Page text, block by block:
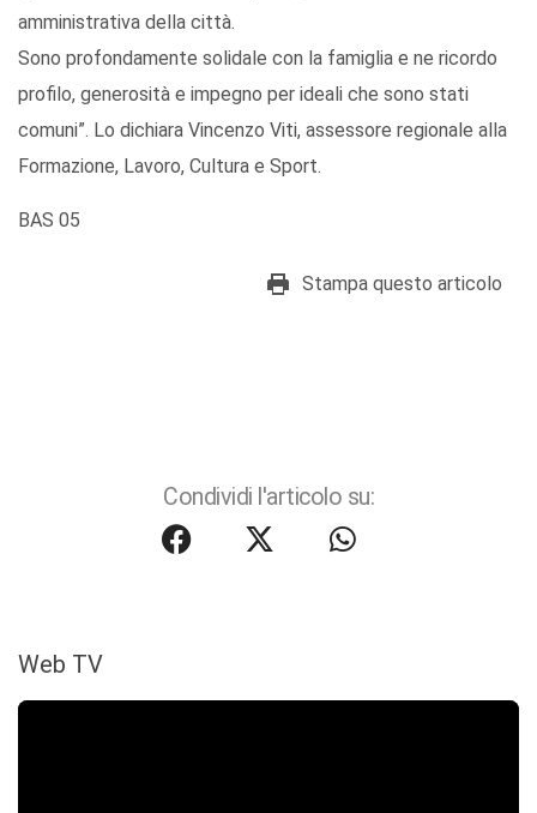
amministrativa della città.
Sono profondamente solidale con la famiglia e ne ricordo
profilo, generosità e impegno per ideali che sono stati
comuni”. Lo dichiara Vincenzo Viti, assessore regionale alla
Formazione, Lavoro, Cultura e Sport.
BAS 05
Stampa questo articolo
Condividi l'articolo su:
Web TV